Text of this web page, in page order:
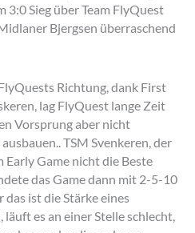
3:0 Sieg über Team FlyQuest
Bjergsen überraschend
Richtung, dank First
lag FlyQuest lange Zeit
Vorsprung aber nicht
TSM Svenkeren, der
Early Game nicht die Beste
das Game dann mit 2-5-10
ist die Stärke eines
läuft es an einer Stelle schlecht,